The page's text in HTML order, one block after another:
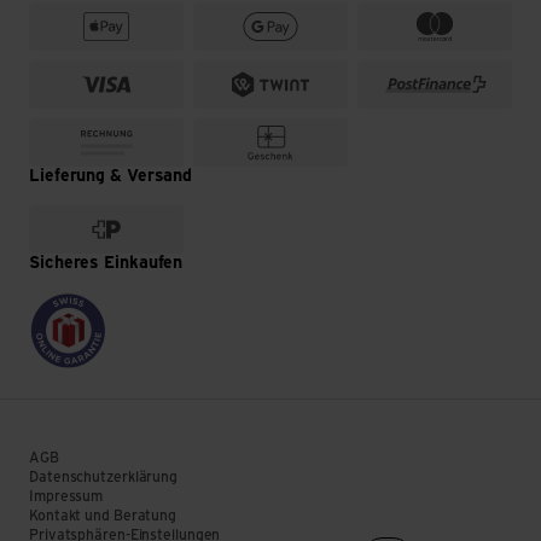
Lieferung & Versand
Sicheres Einkaufen
AGB
Datenschutzerklärung
Impressum
Kontakt und Beratung
Privatsphären-Einstellungen